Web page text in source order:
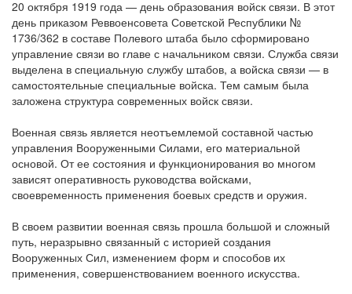
20 октября 1919 года — день образования войск связи. В этот
день приказом Реввоенсовета Советской Республики №
1736/362 в составе Полевого штаба было сформировано
управление связи во главе с начальником связи. Служба связи
выделена в специальную службу штабов, а войска связи — в
самостоятельные специальные войска. Тем самым была
заложена структура современных войск связи.
Военная связь является неотъемлемой составной частью
управления Вооруженными Силами, его материальной
основой. От ее состояния и функционирования во многом
зависят оперативность руководства войсками,
своевременность применения боевых средств и оружия.
В своем развитии военная связь прошла большой и сложный
путь, неразрывно связанный с историей создания
Вооруженных Сил, изменением форм и способов их
применения, совершенствованием военного искусства.